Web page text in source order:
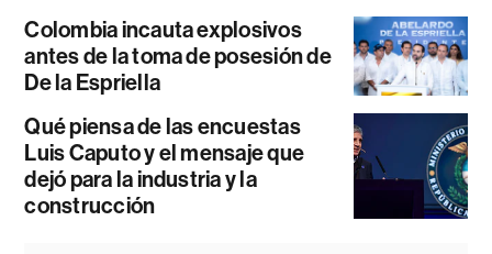
Colombia incauta explosivos
antes de la toma de posesión de
De la Espriella
Qué piensa de las encuestas
Luis Caputo y el mensaje que
dejó para la industria y la
construcción